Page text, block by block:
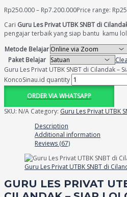
Rp250.000– Rp7.200.000Price range:
Cari Guru Les Privat UTBK SNBT di
pengajar terbaik yang siap bantu kamu
Metode Belajar
Paket Belajar
Guru Les Privat UTBK SNBT di Cilandak –
KoncoSinau.id quantity
ORDER VIA WHATSAPP
SKU: N/A Category: Guru Les Privat UTBK
Description
Additional information
Reviews (67)
Guru Les Privat UTBK SNBT di
GURU LES PRIVAT